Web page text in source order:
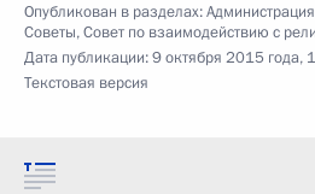
Опубликован в разделах:
Советы,Совет по взаимодействию с
Дата публикации:9 октября 2015 года,
Текстовая версия